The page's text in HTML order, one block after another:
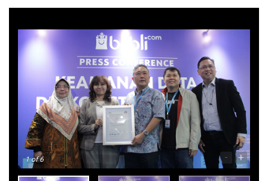
1of 6 - +